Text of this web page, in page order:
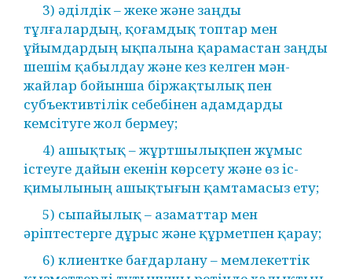
3) әділдік – жеке және заңды
тұлғалардың, қоғамдық топтар мен
ұйымдардың ықпалына қарамастан заңды
шешім қабылдау және кез келген мән-
жайлар бойынша біржақтылық пен
субъективтілік себебінен адамдарды
кемсітуге жол бермеу;
4) ашықтық – жұртшылықпен жұмыс
істеуге дайын екенін көрсету және өз іс-
қимылының ашықтығын қамтамасыз ету;
5) сыпайылық – азаматтар мен
әріптестерге дұрыс және құрметпен қарау;
6) клиентке бағдарлану – мемлекеттік